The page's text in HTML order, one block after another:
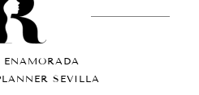
ENAMORADA
SEVILLA